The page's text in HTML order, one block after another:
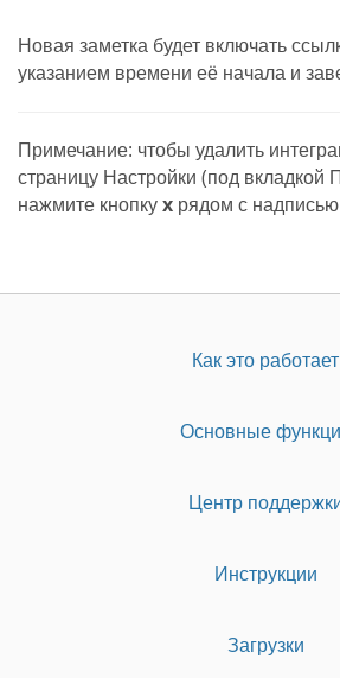
Новая заметка будет включать
указанием времени её начала и
Примечание: чтобы удалить
страницу Настройки (под вкладкой
нажмите кнопкуx рядом с
Как это работает
Основные
Центр
Инструкции
Загрузки